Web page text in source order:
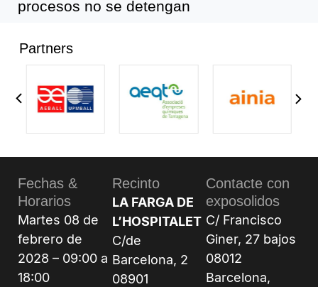
procesos no se detengan
Partners
Fechas &
Horarios
Martes 08 de
febrero de
2028 – 09:00 a
18:00
Recinto
LA FARGA DE
L’HOSPITALET
C/de
Barcelona, 2
08901
Contacte con
exposolidos
C/ Francisco
Giner, 27 bajos
08012
Barcelona,